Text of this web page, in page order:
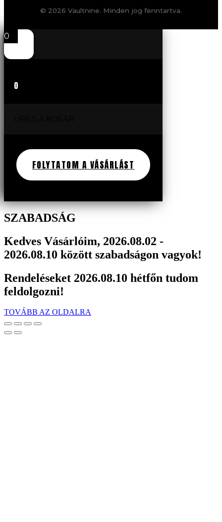
© 2026 Vaultnine. Minden jog fenntartva.
0
0
FOLYTATOM A VÁSÁRLÁST
SZABADSÁG
Kedves Vásárlóim, 2026.08.02 -
2026.08.10 között szabadságon vagyok!
Rendeléseket 2026.08.10 hétfőn tudom
feldolgozni!
TOVÁBB AZ OLDALRA